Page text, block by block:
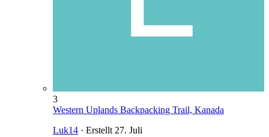
3
Western Uplands Backpacking Trail, Kanada
Luk14 · Erstellt 27. Juli